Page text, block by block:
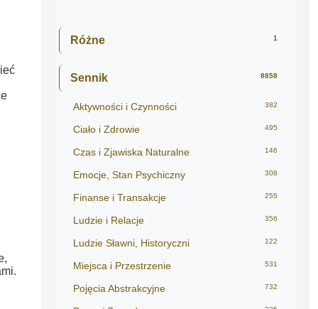
Różne 1
Sennik 8858
Aktywności i Czynności 382
Ciało i Zdrowie 495
Czas i Zjawiska Naturalne 146
Emocje, Stan Psychiczny 308
Finanse i Transakcje 255
Ludzie i Relacje 356
Ludzie Sławni, Historyczni 122
Miejsca i Przestrzenie 531
Pojęcia Abstrakcyjne 732